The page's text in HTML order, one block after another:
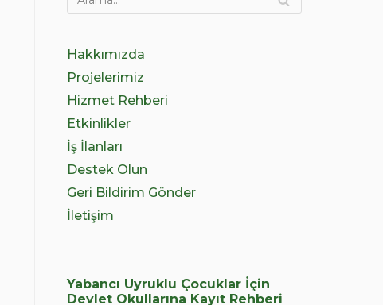
Hakkımızda
Projelerimiz
Hizmet Rehberi
Etkinlikler
İş İlanları
Destek Olun
Geri Bildirim Gönder
İletişim
Yabancı Uyruklu Çocuklar İçin
Devlet Okullarına Kayıt Rehberi